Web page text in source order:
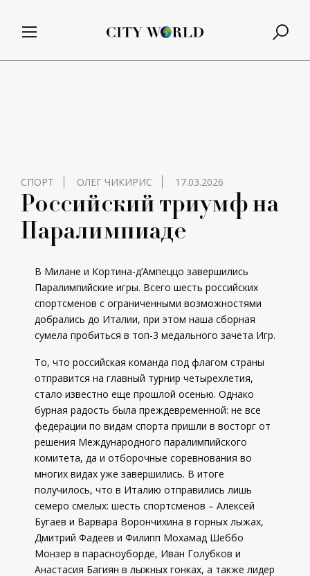
СПОРТ ОЛЕГ ЧИКИРИС 17.03.2026
Российский триумф на
Паралимпиаде
В Милане и Кортина-д’Ампеццо завершились
Паралимпийские игры. Всего шесть российских
спортсменов с ограниченными возможностями
добрались до Италии, при этом наша сборная
сумела пробиться в топ-3 медального зачета Игр.
То, что российская команда под флагом страны
отправится на главный турнир четырехлетия,
стало известно еще прошлой осенью. Однако
бурная радость была преждевременной: не все
федерации по видам спорта пришли в восторг от
решения Международного паралимпийского
комитета, да и отборочные соревнования во
многих видах уже завершились. В итоге
получилось, что в Италию отправились лишь
семеро смелых: шесть спортсменов – Алексей
Бугаев и Варвара Ворончихина в горных лыжах,
Дмитрий Фадеев и Филипп Мохамад Шеббо
Монзер в парасноуборде, Иван Голубков и
Анастасия Багиян в лыжных гонках, а также лидер